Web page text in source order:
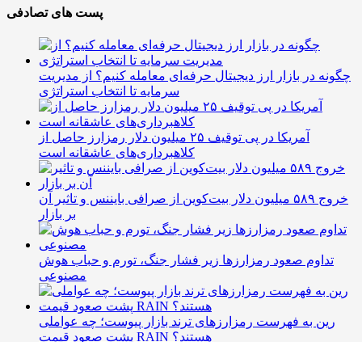
پست های تصادفی
چگونه در بازار ارز دیجیتال حرفه‌ای معامله کنیم؟ از مدیریت
سرمایه تا انتخاب استراتژی
آمریکا در پی توقیف ۲۵ میلیون دلار رمزارز حاصل از
کلاهبرداری‌های عاشقانه است
خروج ۵۸۹ میلیون دلار بیت‌کوین از صرافی بایننس و تاثیر آن
بر بازار
تداوم صعود رمزارزها زیر فشار جنگ، تورم و حباب هوش
مصنوعی
رین به فهرست رمزارزهای ترند بازار پیوست؛ چه عواملی
پشت صعود قیمت RAIN هستند؟